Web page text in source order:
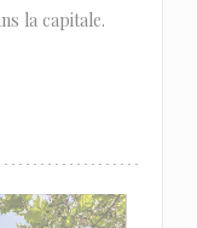
la capitale.